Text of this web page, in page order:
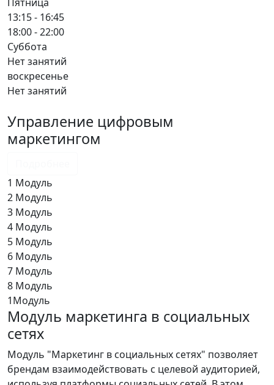
13:15 - 16:45
18:00 - 22:00
Суббота
Нет занятий
воскресенье
Нет занятий
Управление цифровым
маркетингом
1 Модуль
2 Модуль
3 Модуль
4 Модуль
5 Модуль
6 Модуль
7 Модуль
8 Модуль
1Модуль
Модуль маркетинга в социальных
сетях
Модуль "Маркетинг в социальных сетях" позволяет
брендам взаимодействовать с целевой аудиторией,